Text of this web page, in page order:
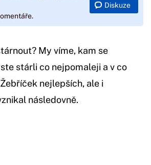
Diskuze
My víme, kam se
stárli co nejpomaleji a v co
nejlepších, ale i
následovně.